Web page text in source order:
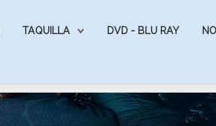
TAQUILLA DVD - BLU RAY